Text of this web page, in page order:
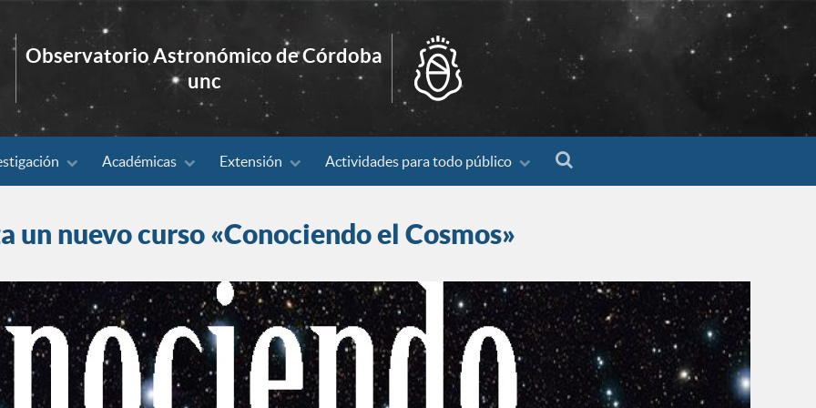
Observatorio Astronómico de Córdoba
unc
Académicas Extensión Actividades para todo público
un nuevo curso «Conociendo el Cosmos»